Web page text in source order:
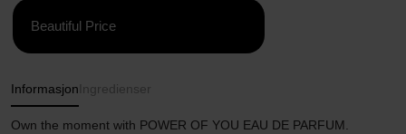
Beautiful Price
Informasjon Ingredienser
Own the moment with POWER OF YOU EAU DE PARFUM.